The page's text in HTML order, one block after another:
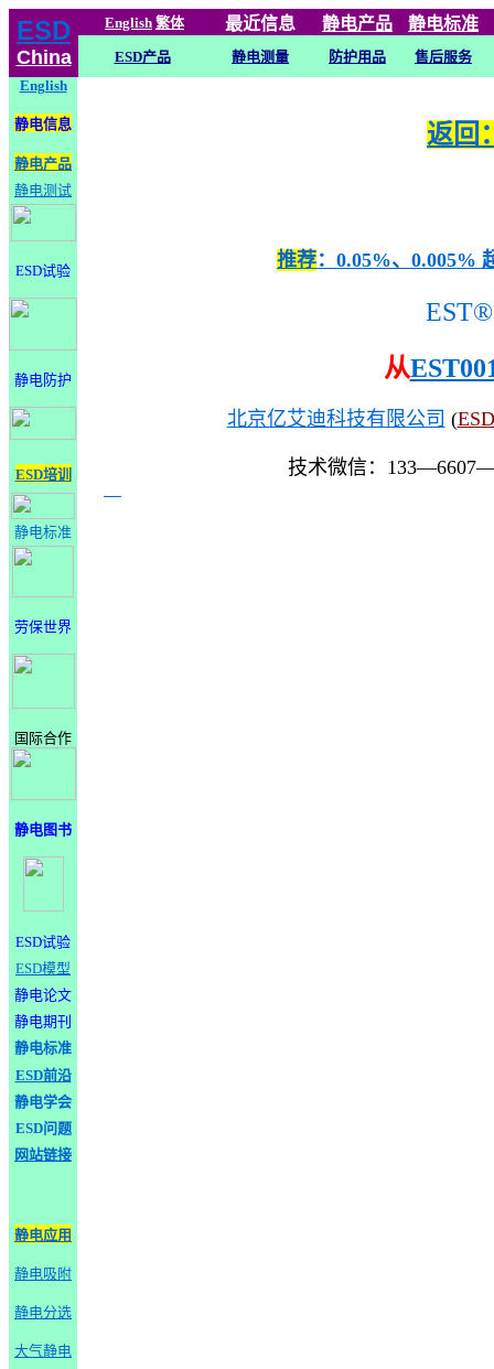
ESD
China
English 繁体 最近信息 静电产品 静电标准
ESD产品 静电测量 防护用品
售后服务
English
静电信息
静电产品
静电测试
ESD试验
静电防护
ESD培训
静电标准
劳保世界
国际合作
静电图书
ESD试验
ESD模型
静电论文
静电期刊
静电标准
ESD前沿
静电学会
ESD问题
网站链接
静电应用
静电吸附
静电分选
大气静电
返回
推荐：0.05%、0.005%
EST®
从
北京亿艾迪科技有限公司 (
技术微信：